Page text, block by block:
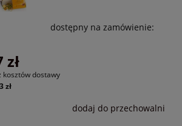
dostępny na zamówienie:
zł
kosztów dostawy
zł
dodaj do przechowalni